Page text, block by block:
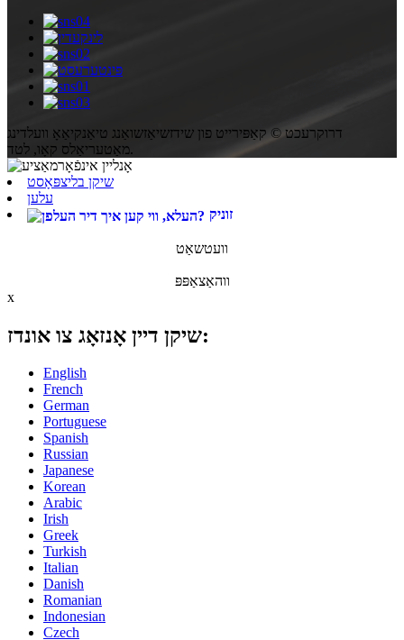
דרוקרעכט © קאַפּירייט פון שידזשיאַזשואַנג טיאַנקיאַאָ וועלדינג
מאַטעריאַלס קאָו, לטד.
שיקן בליצפּאָסט
עלען
זוניק
וועטשאַט
ווהאַצאַפּפּ
x
שיקן דיין אָנזאָג צו אונדז:
English
French
German
Portuguese
Spanish
Russian
Japanese
Korean
Arabic
Irish
Greek
Turkish
Italian
Danish
Romanian
Indonesian
Czech